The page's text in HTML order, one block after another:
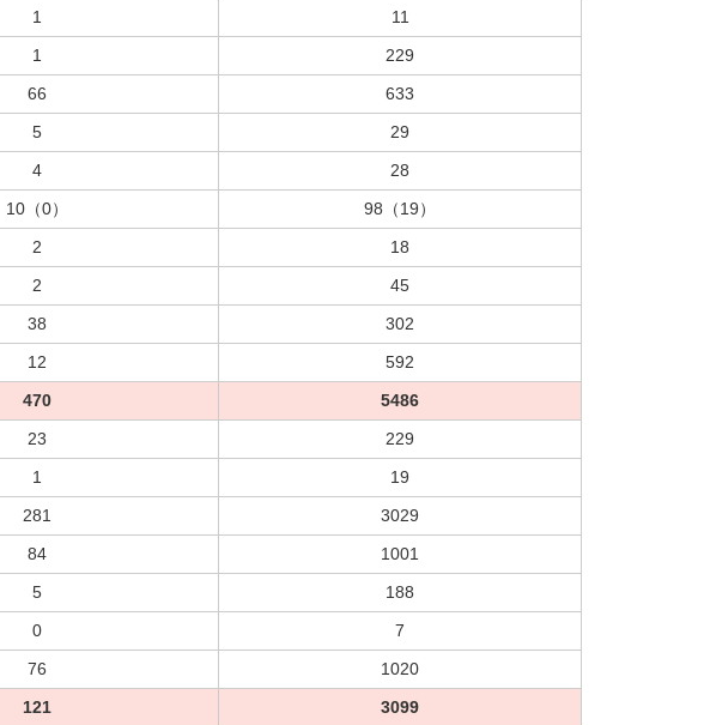
1
11
1
229
66
633
5
29
4
28
10（0）
98（19）
2
18
2
45
38
302
12
592
470
5486
23
229
1
19
281
3029
84
1001
5
188
0
7
76
1020
121 3099